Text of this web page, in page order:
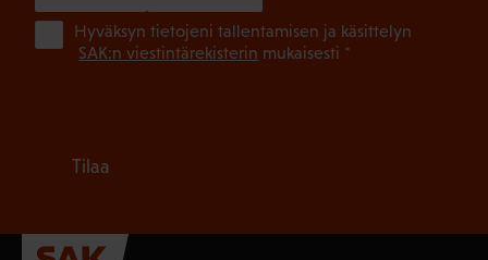
Hyväksyn tietojeni tallentamisen ja käsittelyn
SAK:n viestintärekisterin mukaisesti *
Tilaa